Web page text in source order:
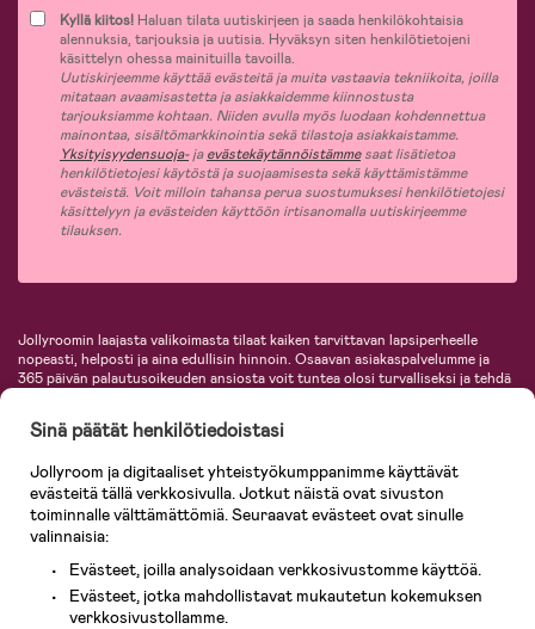
Kyllä kiitos! Haluan tilata uutiskirjeen ja saada henkilökohtaisia
alennuksia, tarjouksia ja uutisia. Hyväksyn siten henkilötietojeni
käsittelyn ohessa mainituilla tavoilla.
Uutiskirjeemme käyttää evästeitä ja muita vastaavia tekniikoita, joilla
mitataan avaamisastetta ja asiakkaidemme kiinnostusta
tarjouksiamme kohtaan. Niiden avulla myös luodaan kohdennettua
mainontaa, sisältömarkkinointia sekä tilastoja asiakkaistamme.
Yksityisyydensuoja-jaevästekäytännöistämmesaat lisätietoa
henkilötietojesi käytöstä ja suojaamisesta sekä käyttämistämme
evästeistä. Voit milloin tahansa perua suostumuksesi henkilötietojesi
käsittelyyn ja evästeiden käyttöön irtisanomalla uutiskirjeemme
tilauksen.
Jollyroomin laajasta valikoimasta tilaat kaiken tarvittavan lapsiperheelle
nopeasti, helposti ja aina edullisin hinnoin. Osaavan asiakaspalvelumme ja
365 päivän palautusoikeuden ansiosta voit tuntea olosi turvalliseksi ja tehdä
lastentarvikkeita sekä paljon muuta. Meiltä löydät lukuisia tunnettuja
KidKraft, Ergobaby, Philips Avent, Neonate, Cybex, LEGO ja monia muita!
Tervetuloa shoppailemaan Pohjoismaiden suurimpaan lastentarvikkeiden
verkkokauppaan!
Sinä päätät henkilötiedoistasi
Jollyroom ja digitaaliset yhteistyökumppanimme käyttävät
evästeitä tällä verkkosivulla. Jotkut näistä ovat sivuston
toiminnalle välttämättömiä. Seuraavat evästeet ovat sinulle
valinnaisia:
Evästeet, joilla analysoidaan verkkosivustomme käyttöä.
Evästeet, jotka mahdollistavat mukautetun kokemuksen
verkkosivustollamme.